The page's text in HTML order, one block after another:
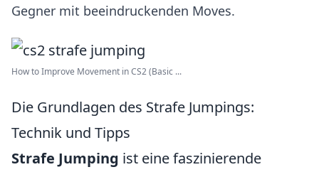
Gegner mit beeindruckenden Moves.
How to Improve Movement in CS2 (Basic ...
Die Grundlagen des Strafe Jumpings:
Technik und Tipps
Strafe Jumping ist eine faszinierende